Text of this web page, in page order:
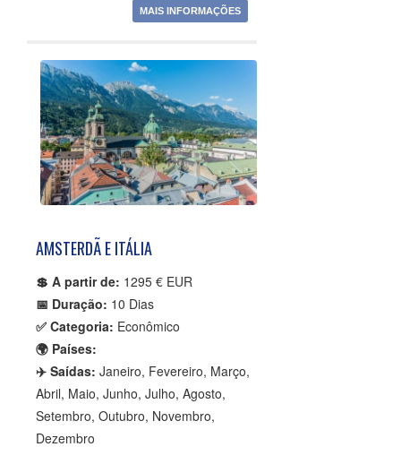
MAIS INFORMAÇÕES
AMSTERDÃ E ITÁLIA
💲 A partir de: 1295 € EUR
📅 Duração: 10 Dias
✅ Categoria: Econômico
🌍 Países:
✈️ Saídas: Janeiro, Fevereiro, Março,
Abril, Maio, Junho, Julho, Agosto,
Setembro, Outubro, Novembro,
Dezembro